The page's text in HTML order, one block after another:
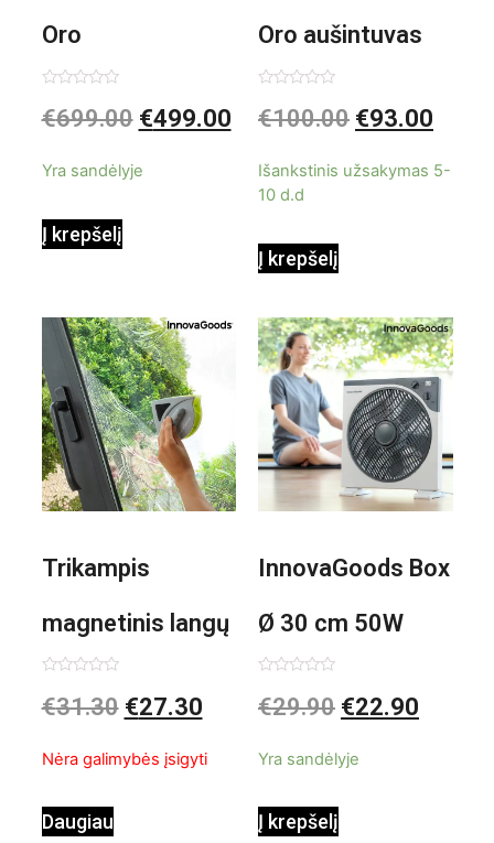
Oro
kondicionierius
0
iš
€699.00 €499.00
Yra sandėlyje
Į krepšelį
Oro aušintuvas
be ašmenų 3in1
0
iš
€100.00 €93.00
Išankstinis užsakymas 5-
10 d.d
Į krepšelį
Trikampis
magnetinis langų
valiklis Klinmag
0
iš
€31.30 €27.30
Nėra galimybės įsigyti
Daugiau
InnovaGoods Box
Ø 30 cm 50W
Baltai pilkas
0
iš
€29.90 €22.90
Yra sandėlyje
Į krepšelį